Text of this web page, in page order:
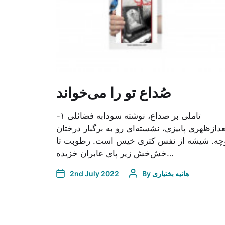
صُداع تو را می‌خواند
تاملی بر صداع، نوشته‌ سودابه فضائلی ۱-
پاییزی، نشسته‌ای رو به برگبار درختان
شیشه از نفس کتری خیس است. رطوبت تا
خش‌خش زیر پای عابران خزیده…
2nd July 2022 By هانیه بختیاری